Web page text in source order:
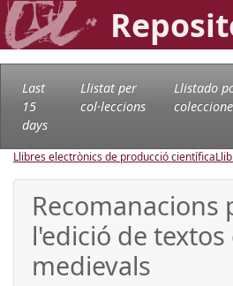
Last
15
days
Llistat per
col·leccions
Llistado
Llibres electrònics de producció científica
Recomanacions
l'edició de
medievals